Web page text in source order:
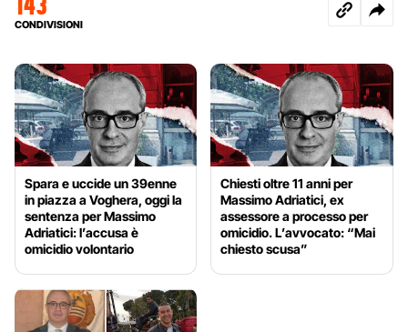
CONDIVISIONI
Spara e uccide un 39enne
in piazza a Voghera, oggi la
sentenza per Massimo
Adriatici: l’accusa è
omicidio volontario
Chiesti oltre 11 anni per
Massimo Adriatici, ex
assessore a processo per
omicidio. L’avvocato: “Mai
chiesto scusa”